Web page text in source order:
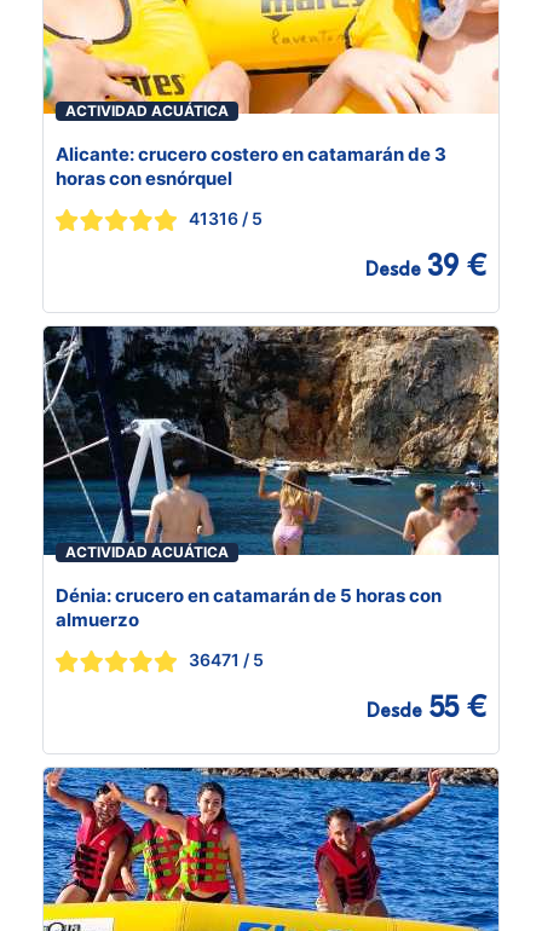
ACTIVIDAD ACUÁTICA
Alicante: crucero costero en catamarán de 3
horas con esnórquel
41316 / 5
Desde 39 €
ACTIVIDAD ACUÁTICA
Dénia: crucero en catamarán de 5 horas con
almuerzo
36471 / 5
Desde 55 €